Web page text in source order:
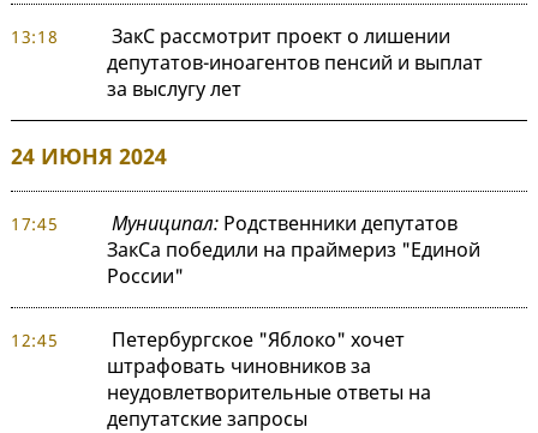
13:18
ЗакС рассмотрит проект о лишении
депутатов-иноагентов пенсий и выплат
за выслугу лет
24 ИЮНЯ 2024
17:45 Муниципал:Родственники депутатов
ЗакСа победили на праймериз "Единой
России"
12:45
Петербургское "Яблоко" хочет
штрафовать чиновников за
неудовлетворительные ответы на
депутатские запросы